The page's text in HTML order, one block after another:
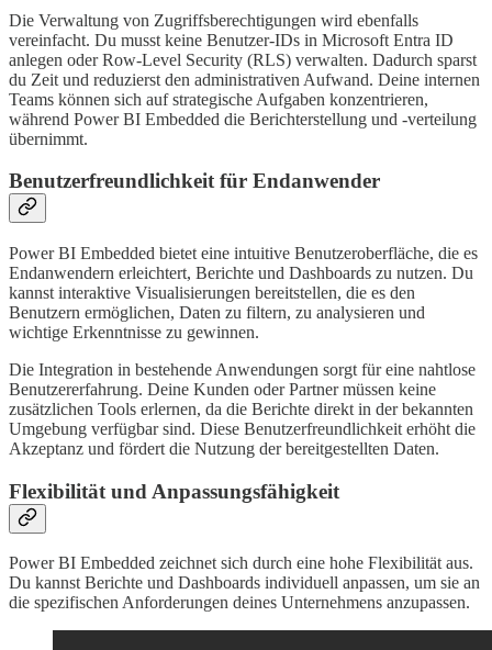
Die Verwaltung von Zugriffsberechtigungen wird ebenfalls
vereinfacht. Du musst keine Benutzer-IDs in Microsoft Entra ID
anlegen oder Row-Level Security (RLS) verwalten. Dadurch sparst
du Zeit und reduzierst den administrativen Aufwand. Deine internen
Teams können sich auf strategische Aufgaben konzentrieren,
während Power BI Embedded die Berichterstellung und -verteilung
übernimmt.
Benutzerfreundlichkeit für Endanwender
Power BI Embedded bietet eine intuitive Benutzeroberfläche, die es
Endanwendern erleichtert, Berichte und Dashboards zu nutzen. Du
kannst interaktive Visualisierungen bereitstellen, die es den
Benutzern ermöglichen, Daten zu filtern, zu analysieren und
wichtige Erkenntnisse zu gewinnen.
Die Integration in bestehende Anwendungen sorgt für eine nahtlose
Benutzererfahrung. Deine Kunden oder Partner müssen keine
zusätzlichen Tools erlernen, da die Berichte direkt in der bekannten
Umgebung verfügbar sind. Diese Benutzerfreundlichkeit erhöht die
Akzeptanz und fördert die Nutzung der bereitgestellten Daten.
Flexibilität und Anpassungsfähigkeit
Power BI Embedded zeichnet sich durch eine hohe Flexibilität aus.
Du kannst Berichte und Dashboards individuell anpassen, um sie an
die spezifischen Anforderungen deines Unternehmens anzupassen.